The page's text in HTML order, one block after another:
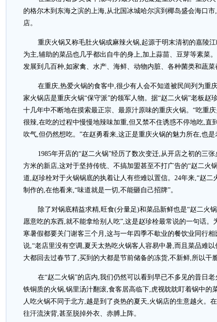
的格尔木到东海之滨的上海,从北国冰城哈尔滨到椰岛盛会海口
店。
重庆火锅又称毛肚火锅或麻辣火锅,起源于明末清初的嘉陵
为主,辅助的菜品也几乎都出自牛的身上,加上蒜苗、豆芽等素菜
发展到几百种,如家禽、水产、海鲜、动物内脏、各种菌类和蔬
在重庆,热爱火锅的食客中,很少有人会不知道被民间列为重
家火锅店是重庆火锅“保守派”的领军人物。据“赵二火锅”老板赵
十几年中不断地在摸索最正宗、最原汁原味的重庆火锅。“吃重
很辣,在吃的过程中慢慢地辣味加重,但又禁不住诱惑不停地吃,直
吹气,但仍然想吃。”在赵勇看来,这正是重庆火锅的魅力所在,也
1985年开店的“赵二火锅”经历了数次变迁,从开店之初的三
方米的新店,这对于坚持传统、不搞加盟甚至不打广告的“赵二火
道,赵珍栓对于火锅锅底的执着让人有些难以置信。24年来,“赵二
制作的,在他看来,“味道就是一切,不能砸自己招牌”。
除了对锅底精益求精,旺食(分量足)和菜品新鲜也是“赵二火
愿意吃的东西,就不能拿给别人吃”,这是赵珍栓最常说的一句话。
寒暑假都要关门谢客三个月,这与一年四季不歇业的餐饮业同行
说,“老店里没有空调,夏天太热吃火锅客人容易中暑,而且菜品难
大都回去过春节了,买到的大都是节前储备的冻货,不新鲜,所以干
在“赵二火锅”的店内,我们仍然可以看到早已不多见的昔日
铁铜质的火锅,锅里汤汁翻滚,食客居高临下,虎视眈眈盯着锅中的
人吃火锅不同于北方,越是到了炎热的夏天,火锅店的生意越火。
往汗流浃背,甚至脱掉外衣、赤膊上阵。